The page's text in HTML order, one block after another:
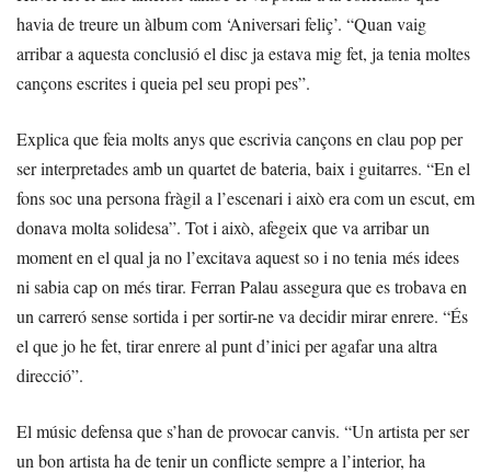
havia de treure un àlbum com ‘Aniversari feliç’. “Quan vaig
arribar a aquesta conclusió el disc ja estava mig fet, ja tenia moltes
cançons escrites i queia pel seu propi pes”.
Explica que feia molts anys que escrivia cançons en clau pop per
ser interpretades amb un quartet de bateria, baix i guitarres. “En el
fons soc una persona fràgil a l’escenari i això era com un escut, em
donava molta solidesa”. Tot i això, afegeix que va arribar un
moment en el qual ja no l’excitava aquest so i no tenia més idees
ni sabia cap on més tirar. Ferran Palau assegura que es trobava en
un carreró sense sortida i per sortir-ne va decidir mirar enrere. “És
el que jo he fet, tirar enrere al punt d’inici per agafar una altra
direcció”.
El músic defensa que s’han de provocar canvis. “Un artista per ser
un bon artista ha de tenir un conflicte sempre a l’interior, ha